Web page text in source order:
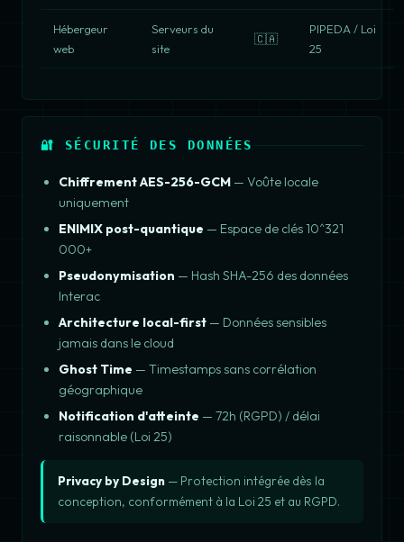
Hébergeur
web
Serveurs du
site
🇨🇦
PIPEDA / Loi
25
🔐 SÉCURITÉ DES DONNÉES
Chiffrement AES-256-GCM — Voûte locale
uniquement
ENIMIX post-quantique — Espace de clés 10^321
000+
Pseudonymisation — Hash SHA-256 des données
Interac
Architecture local-first — Données sensibles
jamais dans le cloud
Ghost Time — Timestamps sans corrélation
géographique
Notification d'atteinte — 72h (RGPD) / délai
raisonnable (Loi 25)
Privacy by Design — Protection intégrée dès la
conception, conformément à la Loi 25 et au RGPD.